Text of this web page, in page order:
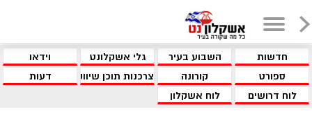
חדשות השבוע בעיר גלי אשקלונט
וידאו
ספורט
קורונה צרכנות תוכן שיווקי
דעות
לוח דרושים
לוח אשקלון